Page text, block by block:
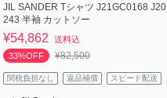
JIL SANDER Tシャツ J21GC0168 J20
243 半袖 カットソー
¥54,862
送料込
33%OFF
¥82,500
関税負担なし 返品補償 スピード配送